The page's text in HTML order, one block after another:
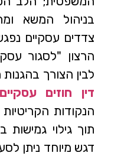
בניהול המשא
צדדים עסקיים
הרצון "לסגור
לבין הצורך בהגנות
דין חוזים עסקיים
הנקודות
תוך גילוי גמישות
דגש מיוחד ניתן